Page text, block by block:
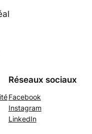
Réseaux sociaux
Facebook
Instagram
LinkedIn